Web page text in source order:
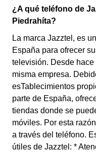
¿A qué teléfono de
Piedrahíta?
La marca Jazztel, es
España para ofrecer
televisión. Desde
misma empresa.
esTablecimientos
parte de España,
tiendas donde se
móviles. Por esta
a través del teléfono.
útiles de Jazztel: *